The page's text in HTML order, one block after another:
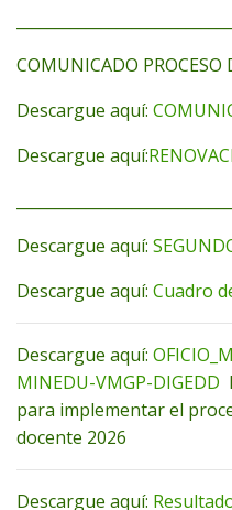
COMUNICADO PROCESO
Descargue aquí:
Descargue aquí:
Descargue aquí:
Descargue aquí: Cuadro
Descargue aquí:
MINEDU-VMGP-DIGEDD
para implementar el
docente 2026
Descargue aquí: